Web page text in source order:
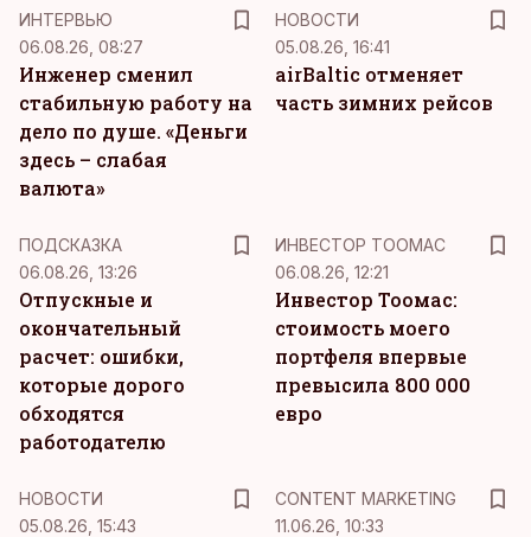
ИНТЕРВЬЮ
06.08.26, 08:27
Инженер сменил
стабильную работу на
дело по душе. «Деньги
здесь – слабая
валюта»
НОВОСТИ
05.08.26, 16:41
airBaltic отменяет
часть зимних рейсов
ПОДСКАЗКА
06.08.26, 13:26
Отпускные и
окончательный
расчет: ошибки,
которые дорого
обходятся
работодателю
ИНВЕСТОР ТООМАС
06.08.26, 12:21
Инвестор Тоомас:
стоимость моего
портфеля впервые
превысила 800 000
евро
НОВОСТИ
05.08.26, 15:43
CONTENT MARKETING
11.06.26, 10:33